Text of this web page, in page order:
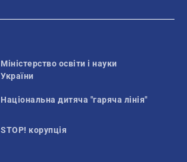
Міністерство освіти і науки
України
Національна дитяча "гаряча лінія"
STOP! корупція